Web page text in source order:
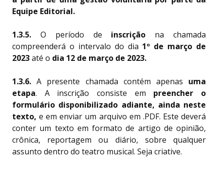
Equipe Editorial.
1.3.5. O período de inscrição na chamada
compreenderá o intervalo do dia 1º de março de
2023até o dia 12 de março de 2023.
1.3.6.A presente chamada contém apenas uma
etapa. A inscrição consiste em preencher o
formulário disponibilizado adiante, ainda neste
texto,e em enviar um arquivo em .PDF. Este deverá
conter um texto em formato de artigo de opinião,
crônica, reportagem ou diário, sobre qualquer
assunto dentro do teatro musical. Seja criative.